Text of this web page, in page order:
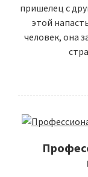
пришелец с
этой
человек, она